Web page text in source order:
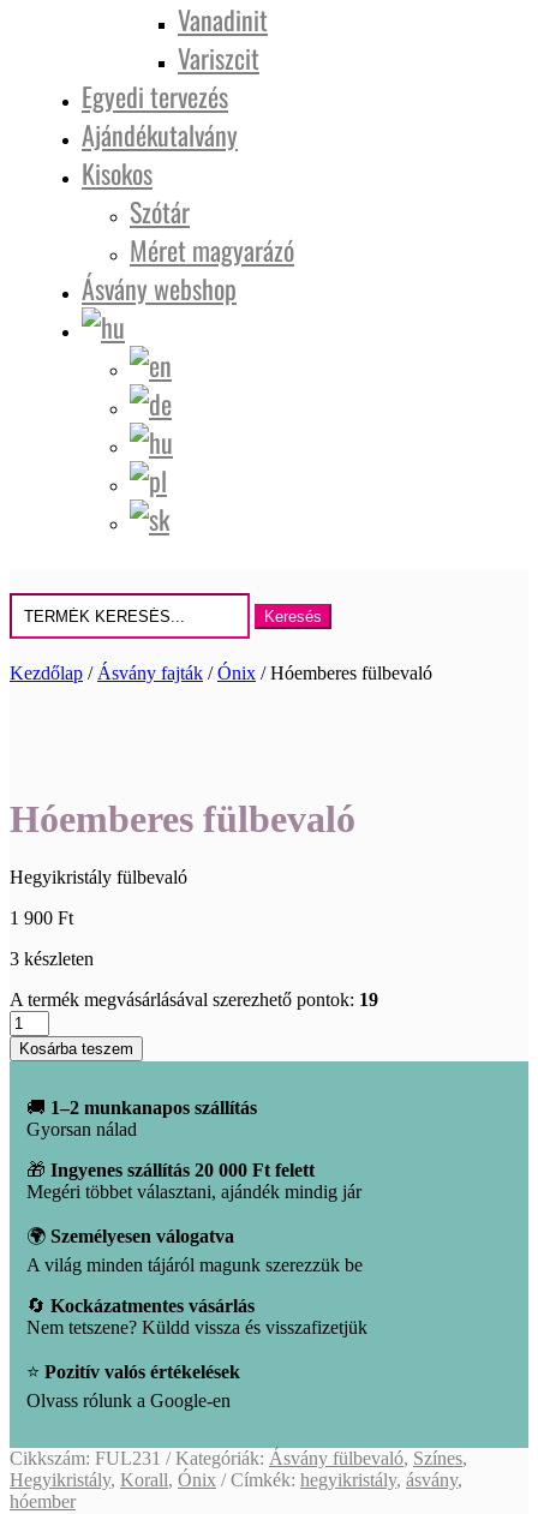
Vanadinit
Variszcit
Egyedi tervezés
Ajándékutalvány
Kisokos
Szótár
Méret magyarázó
Ásvány webshop
Keresés
erre:
Kezdőlap / Ásvány fajták /Ónix / Hóemberes fülbevaló
Hóemberes fülbevaló
Hegyikristály fülbevaló
1 900 Ft
3 készleten
A termék megvásárlásával szerezhető pontok: 19
Hóemberes
fülbevaló
mennyiség
Kosárba teszem
🚚 1–2 munkanapos szállítás
Gyorsan nálad
🎁 Ingyenes szállítás 20 000 Ft felett
Megéri többet választani, ajándék mindig jár
🌍 Személyesen válogatva
A világ minden tájáról magunk szerezzük be
🔄 Kockázatmentes vásárlás
Nem tetszene? Küldd vissza és visszafizetjük
⭐ Pozitív valós értékelések
Olvass rólunk a Google-en
Cikkszám: FUL231 Kategóriák: Ásvány fülbevaló, Színes,
Hegyikristály, Korall, Ónix Címkék: hegyikristály, ásvány,
hóember